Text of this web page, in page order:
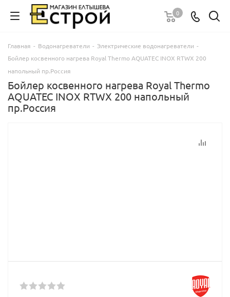
0
Главная - Водонагреватели - Электрические водонагреватели -
Бойлер косвенного нагрева Royal Thermo AQUATEC INOX RTWX 200
напольный пр.Россия
Бойлер косвенного нагрева Royal Thermo
AQUATEC INOX RTWX 200 напольный
пр.Россия